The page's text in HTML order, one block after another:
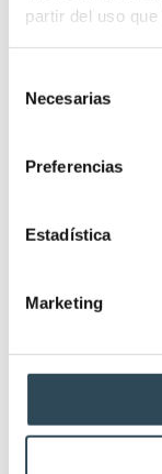
partir del uso
Necesarias
Preferencias
Estadística
Marketing
OPE Madrid
puestos
34 entre los
primeros y 19
primero y 20
Situación